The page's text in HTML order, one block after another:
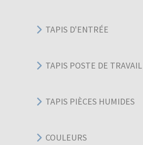
TAPIS D'ENTRÉE
TAPIS POSTE DE TRAVAIL
TAPIS PIÈCES HUMIDES
COULEURS